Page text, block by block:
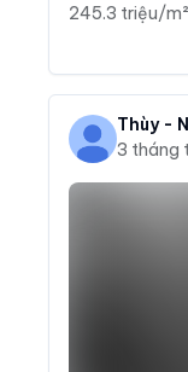
245.3 triệu/m²
Thùy -
3 tháng